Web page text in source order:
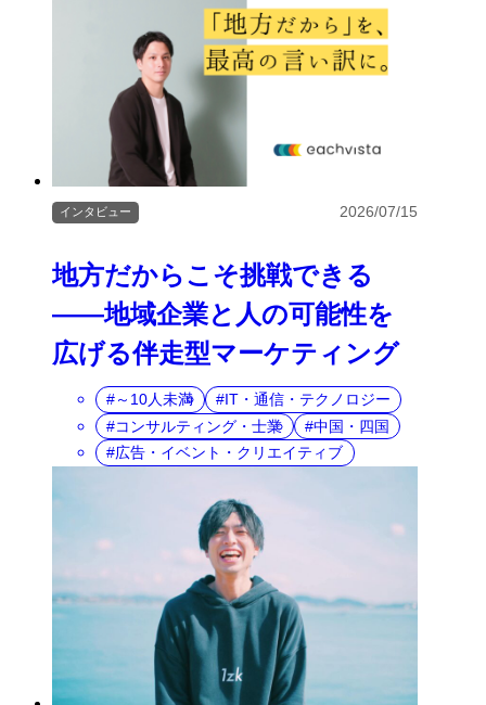
地方だからこそ挑戦できる
――地域企業と人の可能性を
広げる伴走型マーケティング
インタビュー 2026/07/15
～10人未満
IT・通信・テクノロジー
コンサルティング・士業
中国・四国
広告・イベント・クリエイティブ